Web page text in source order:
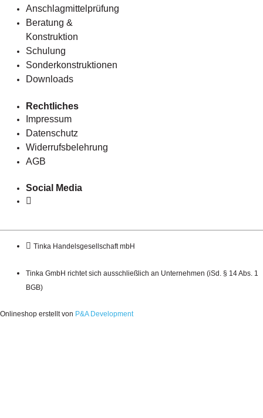
Anschlagmittelprüfung
Beratung &
Konstruktion
Schulung
Sonderkonstruktionen
Downloads
Rechtliches
Impressum
Datenschutz
Widerrufsbelehrung
AGB
Social Media
Tinka Handelsgesellschaft mbH
Tinka GmbH richtet sich ausschließlich an Unternehmen (iSd. § 14 Abs. 1
BGB)
Onlineshop erstellt von P&A Development